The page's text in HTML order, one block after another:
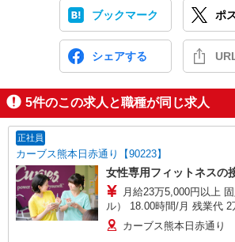
ブックマーク ポ
シェアする
5件のこの求人と職種が同じ求人
正社員
カーブス熊本日赤通り【90223】
女性専用フィットネスの
月給23万5,000円以上
ル） 18.00時間/月 残業代 2万
月給20万500円(研修期間3
研修中 固定残業時間（トー
カーブス熊本日赤通り